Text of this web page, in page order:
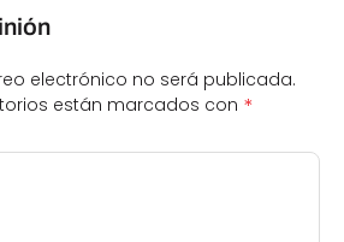
electrónico no será publicada.
están marcados con *